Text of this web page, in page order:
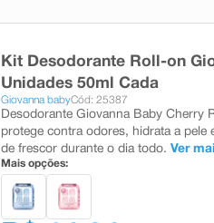
Kit Desodorante Roll-on
Unidades 50ml Cada
Giovanna babyCód: 25387
Desodorante Giovanna Baby Cherry
protege contra odores, hidrata a pele
de frescor durante o dia todo. Ver
Mais opções: